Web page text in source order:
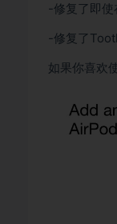
-修复了即使
-修复了
如果你喜欢